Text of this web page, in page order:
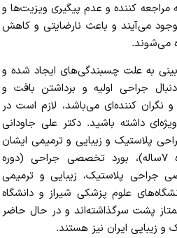
مراجعه کننده و عدم پیگیری ویزیت‌ها و
می‌آیند و باعث نارضایتی و کاهش
می‌شوند.
به علت چسبندگی‌های ایجاد شده و
جراحی اولیه و برداشتن بافت و
کننده‌ای می‌باشد، لازم است در
داشته باشید. دکتر علی جاودانی
پلاستیک و زیبایی و ترمیمی ایشان
دوره پزشکی عمومی (دوره ۷ساله)، بورد تخصصی جراحی (دوره
جراحی پلاستیک، زیبایی و ترمیمی
دانشگاه‌های علوم پزشکی شیراز و دانشگاه
پشت سرگذاشته‌اند و در حال حاضر
زیبایی ایران نیز هستند.